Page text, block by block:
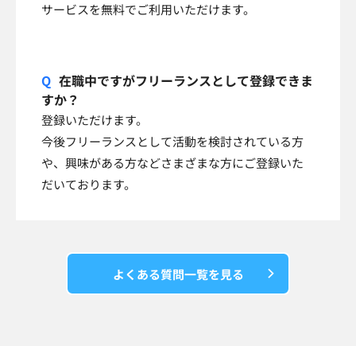
サービスを無料でご利用いただけます。
在職中ですがフリーランスとして登録できま
すか？
登録いただけます。
今後フリーランスとして活動を検討されている方
や、興味がある方などさまざまな方にご登録いた
だいております。
よくある質問一覧を見る